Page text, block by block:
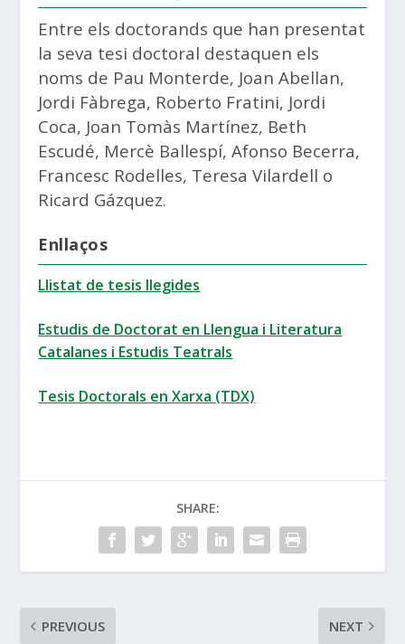
Entre els doctorands que han presentat
la seva tesi doctoral destaquen els
noms de Pau Monterde, Joan Abellan,
Jordi Fàbrega, Roberto Fratini, Jordi
Coca, Joan Tomàs Martínez, Beth
Escudé, Mercè Ballespí, Afonso Becerra,
Francesc Rodelles, Teresa Vilardell o
Ricard Gázquez.
Enllaços
Llistat de tesis llegides
Estudis de Doctorat en Llengua i Literatura
Catalanes i Estudis Teatrals
Tesis Doctorals en Xarxa (TDX)
SHARE:
PREVIOUS NEXT